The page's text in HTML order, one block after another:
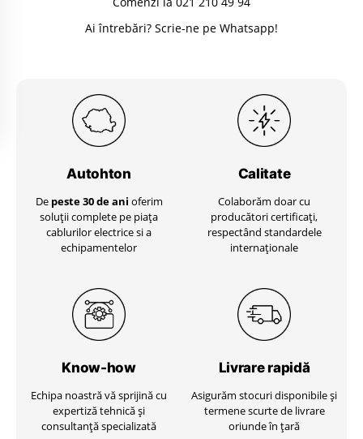
Ai întrebări? Scrie-ne pe Whatsapp!
Autohton
De peste 30 de ani oferim
soluții complete pe piața
cablurilor electrice si a
echipamentelor
Calitate
Colaborăm doar cu
producători certificați,
respectând standardele
internaționale
Know-how
Echipa noastră vă sprijină cu
expertiză tehnică și
consultanță specializată
Livrare rapidă
Asigurăm stocuri disponibile și
termene scurte de livrare
oriunde în țară